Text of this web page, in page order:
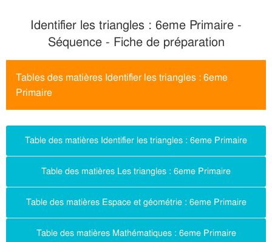
Identifier les triangles : 6eme Primaire -
Séquence - Fiche de préparation
Tables des matières Identifier les triangles : 6eme
Primaire
Table des matières Identifier les triangles : 6eme Primaire
Table des matières Les triangles : 6eme Primaire
Table des matières Espace et géométrie : 6eme Primaire
Table des matières Mathématiques : 6eme Primaire